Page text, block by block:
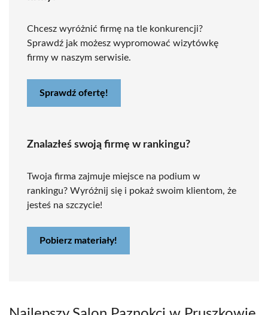
Chcesz wyróżnić firmę na tle konkurencji?
Sprawdź jak możesz wypromować wizytówkę
firmy w naszym serwisie.
Sprawdź ofertę!
Znalazłeś swoją firmę w rankingu?
Twoja firma zajmuje miejsce na podium w
rankingu? Wyróżnij się i pokaż swoim klientom, że
jesteś na szczycie!
Pobierz materiały!